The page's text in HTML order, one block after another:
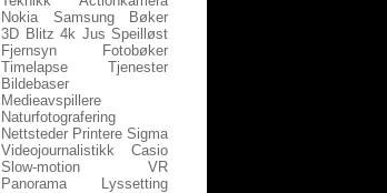
Nokia
Samsung
Bøker
3D Blitz 4k Jus Speilløst
Fjernsyn
Fotobøker
Timelapse
Tjenester
Bildebaser
Medieavspillere
Naturfotografering
Nettsteder Printere Sigma
Videojournalistikk
Casio
Slow-motion
VR
Panorama
Lyssetting